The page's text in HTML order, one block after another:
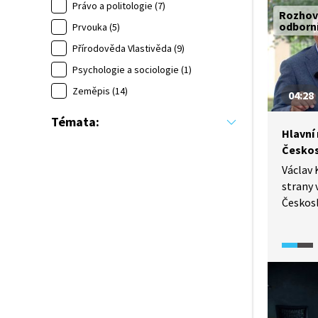
Právo a politologie (7)
Prvouka (5)
Přírodověda Vlastivěda (9)
Psychologie a sociologie (1)
Zeměpis (14)
Témata:
do
04:28
Václav
strany
proč
k